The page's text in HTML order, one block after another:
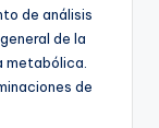
de análisis
de la
metabólica.
de